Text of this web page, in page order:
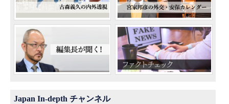
Japan In-depth チャンネル